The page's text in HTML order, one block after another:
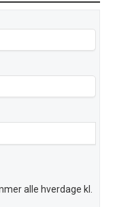
alle hverdage kl.